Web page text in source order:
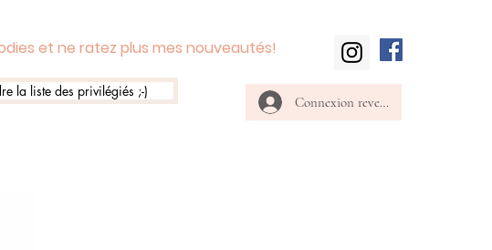
et ne ratez plus mes nouveautés!
la liste des privilégiés ;-)
Connexion revendeur